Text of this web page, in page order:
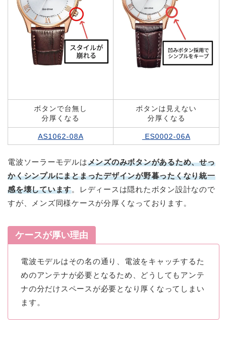
ボタンで台無し
分厚くなる
ボタンは見えない
分厚くなる
AS1062-08A ES0002-06A
電波ソーラーモデルはメンズのみボタンがあるため、せっ
かくシンプルにまとまったデザインが野暮ったくなり統一
感を壊しています。レディースは隠れたボタン設計なので
すが、メンズ同様ケースが分厚くなっております。
ケースが厚い理由
電波モデルはその名の通り、電波をキャッチするた
めのアンテナが必要となるため、どうしてもアンテ
ナの分だけスペースが必要となり厚くなってしまい
ます。